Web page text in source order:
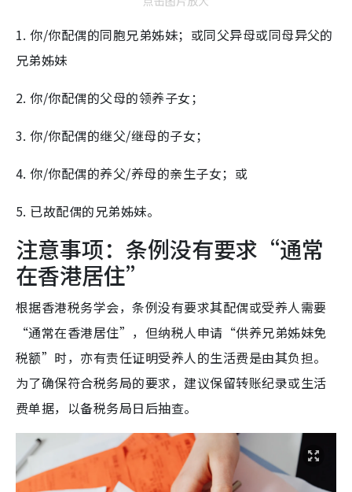
1. 你/你配偶的同胞兄弟姊妹；或同父异母或同母异父的
兄弟姊妹
2. 你/你配偶的父母的领养子女；
3. 你/你配偶的继父/继母的子女；
4. 你/你配偶的养父/养母的亲生子女；或
5. 已故配偶的兄弟姊妹。
注意事项：条例没有要求“通常
在香港居住”
根据香港税务学会，条例没有要求其配偶或受养人需要
“通常在香港居住”，但纳税人申请“供养兄弟姊妹免
税额”时，亦有责任证明受养人的生活费是由其负担。
为了确保符合税务局的要求，建议保留转账纪录或生活
费单据，以备税务局日后抽查。